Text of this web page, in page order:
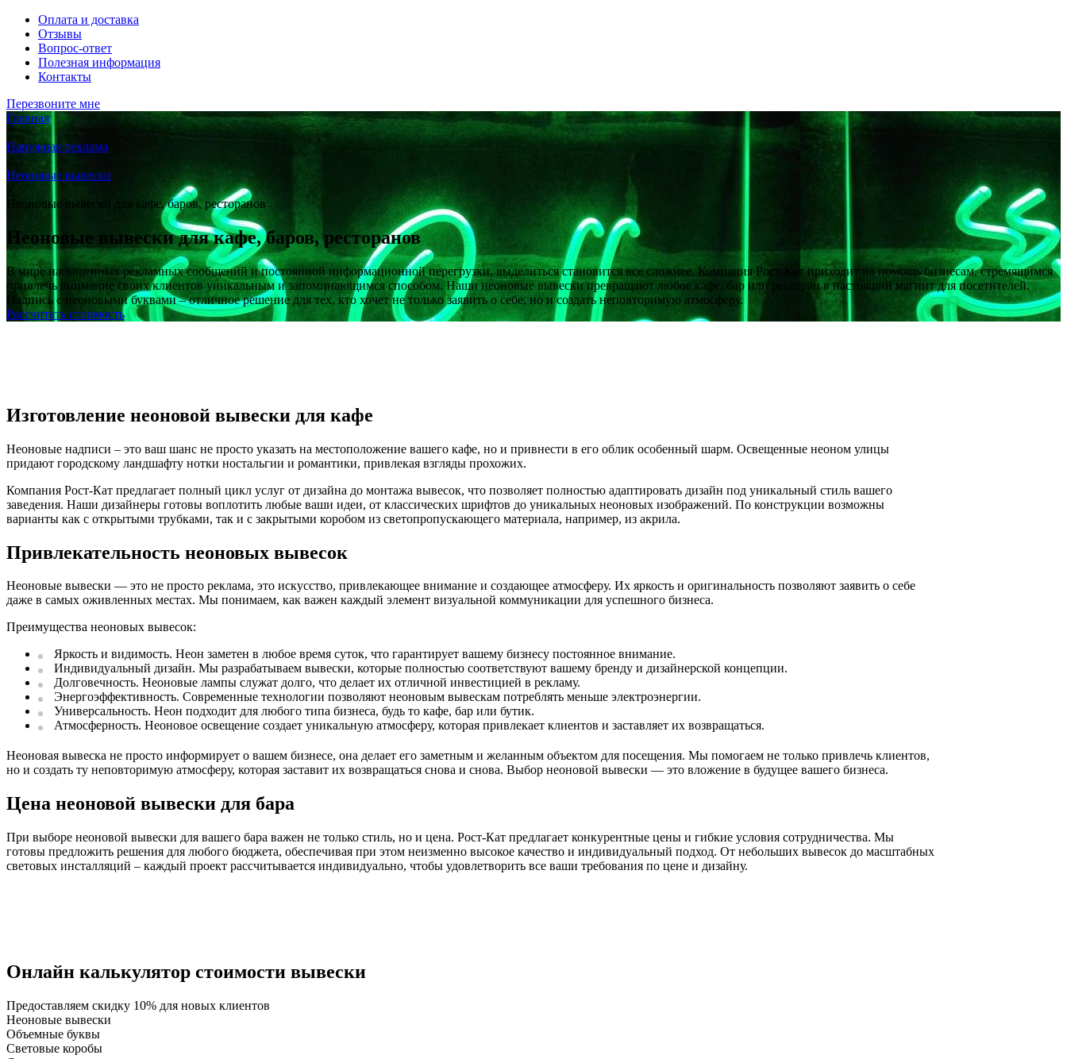
Оплата и доставка
Отзывы
Вопрос-ответ
Полезная информация
Контакты
Перезвоните мне
Главная
Наружная реклама
Неоновые вывески
Неоновые вывески для кафе, баров, ресторанов
Неоновые вывески для кафе, баров, ресторанов
В мире насыщенных рекламных сообщений и постоянной информационной перегрузки, выделиться становится все сложнее. Компания Рост-Кат приходит на помощь бизнесам, стремящимся
привлечь внимание своих клиентов уникальным и запоминающимся способом. Наши неоновые вывески превращают любое кафе, бар или ресторан в настоящий магнит для посетителей.
Надпись с неоновыми буквами – отличное решение для тех, кто хочет не только заявить о себе, но и создать неповторимую атмосферу.
Рассчитать стоимость
Изготовление неоновой вывески для кафе
Неоновые надписи – это ваш шанс не просто указать на местоположение вашего кафе, но и привнести в его облик особенный шарм. Освещенные неоном улицы
придают городскому ландшафту нотки ностальгии и романтики, привлекая взгляды прохожих.
Компания Рост-Кат предлагает полный цикл услуг от дизайна до монтажа вывесок, что позволяет полностью адаптировать дизайн под уникальный стиль вашего
заведения. Наши дизайнеры готовы воплотить любые ваши идеи, от классических шрифтов до уникальных неоновых изображений. По конструкции возможны
варианты как с открытыми трубками, так и с закрытыми коробом из светопропускающего материала, например, из акрила.
Привлекательность неоновых вывесок
Неоновые вывески — это не просто реклама, это искусство, привлекающее внимание и создающее атмосферу. Их яркость и оригинальность позволяют заявить о себе
даже в самых оживленных местах. Мы понимаем, как важен каждый элемент визуальной коммуникации для успешного бизнеса.
Преимущества неоновых вывесок:
Яркость и видимость. Неон заметен в любое время суток, что гарантирует вашему бизнесу постоянное внимание.
Индивидуальный дизайн. Мы разрабатываем вывески, которые полностью соответствуют вашему бренду и дизайнерской концепции.
Долговечность. Неоновые лампы служат долго, что делает их отличной инвестицией в рекламу.
Энергоэффективность. Современные технологии позволяют неоновым вывескам потреблять меньше электроэнергии.
Универсальность. Неон подходит для любого типа бизнеса, будь то кафе, бар или бутик.
Атмосферность. Неоновое освещение создает уникальную атмосферу, которая привлекает клиентов и заставляет их возвращаться.
Неоновая вывеска не просто информирует о вашем бизнесе, она делает его заметным и желанным объектом для посещения. Мы помогаем не только привлечь клиентов,
но и создать ту неповторимую атмосферу, которая заставит их возвращаться снова и снова. Выбор неоновой вывески — это вложение в будущее вашего бизнеса.
Цена неоновой вывески для бара
При выборе неоновой вывески для вашего бара важен не только стиль, но и цена. Рост-Кат предлагает конкурентные цены и гибкие условия сотрудничества. Мы
готовы предложить решения для любого бюджета, обеспечивая при этом неизменно высокое качество и индивидуальный подход. От небольших вывесок до масштабных
световых инсталляций – каждый проект рассчитывается индивидуально, чтобы удовлетворить все ваши требования по цене и дизайну.
Онлайн калькулятор стоимости вывески
Предоставляем скидку 10% для новых клиентов
Неоновые вывески
Объемные буквы
Световые коробы